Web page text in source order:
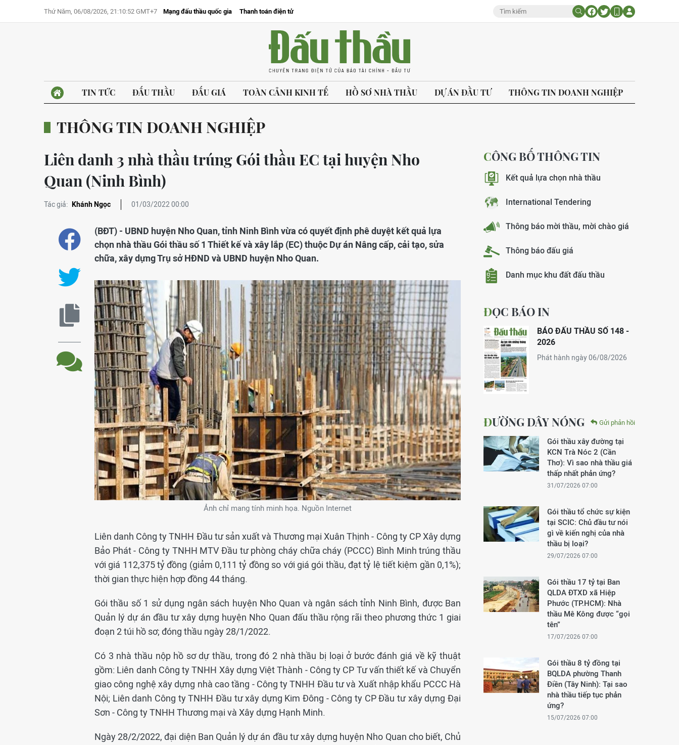
Thứ Năm, 06/08/2026, 21:10:52 GMT+7 Mạng đấu thầu quốc gia Thanh toán điện tử
TIN TỨC ĐẤU THẦU ĐẤU GIÁ TOÀN CẢNH KINH TẾ HỒ SƠ NHÀ THẦU DỰ ÁN ĐẦU TƯ THÔNG TIN DOANH NGHIỆP
THÔNG TIN DOANH NGHIỆP
Liên danh 3 nhà thầu trúng Gói thầu EC tại huyện Nho
Quan (Ninh Bình)
Tác giả: Khánh Ngọc 01/03/2022 00:00
(BĐT) - UBND huyện Nho Quan, tỉnh Ninh Bình vừa có quyết định phê duyệt kết quả lựa
chọn nhà thầu Gói thầu số 1 Thiết kế và xây lắp (EC) thuộc Dự án Nâng cấp, cải tạo, sửa
chữa, xây dựng Trụ sở HĐND và UBND huyện Nho Quan.
Ảnh chỉ mang tính minh họa. Nguồn Internet
Liên danh Công ty TNHH Đầu tư sản xuất và Thương mại Xuân Thịnh - Công ty CP Xây dựng
Bảo Phát - Công ty TNHH MTV Đầu tư phòng cháy chữa cháy (PCCC) Bình Minh trúng thầu
với giá 112,375 tỷ đồng (giảm 0,111 tỷ đồng so với giá gói thầu, đạt tỷ lệ tiết kiệm gần 0,1%);
thời gian thực hiện hợp đồng 44 tháng.
Gói thầu số 1 sử dụng ngân sách huyện Nho Quan và ngân sách tỉnh Ninh Bình, được Ban
Quản lý dự án đầu tư xây dựng huyện Nho Quan đấu thầu rộng rãi theo phương thức 1 giai
đoạn 2 túi hồ sơ; đóng thầu ngày 28/1/2022.
Có 3 nhà thầu nộp hồ sơ dự thầu, trong đó 2 nhà thầu bị loại ở bước đánh giá về kỹ thuật
gồm: Liên danh Công ty TNHH Xây dựng Việt Thành - Công ty CP Tư vấn thiết kế và Chuyển
giao công nghệ xây dựng nhà cao tầng - Công ty TNHH Đầu tư và Xuất nhập khẩu PCCC Hà
Nội; Liên danh Công ty TNHH Đầu tư xây dựng Kim Đông - Công ty CP Đầu tư xây dựng Đại
Sơn - Công ty TNHH Thương mại và Xây dựng Hạnh Minh.
Ngày 28/2/2022, đại diện Ban Quản lý dự án đầu tư xây dựng huyện Nho Quan cho biết, Chủ
CÔNG BỐ THÔNG TIN
Kết quả lựa chọn nhà thầu
International Tendering
Thông báo mời thầu, mời chào giá
Thông báo đấu giá
Danh mục khu đất đấu thầu
ĐỌC BÁO IN
BÁO ĐẤU THẦU SỐ 148 -
2026
Phát hành ngày 06/08/2026
ĐƯỜNG DÂY NÓNG Gửi phản hồi
Gói thầu xây đường tại
KCN Trà Nóc 2 (Cần
Thơ): Vì sao nhà thầu giá
thấp nhất phản ứng?
31/07/2026 07:00
Gói thầu tổ chức sự kiện
tại SCIC: Chủ đầu tư nói
gì về kiến nghị của nhà
thầu bị loại?
29/07/2026 07:00
Gói thầu 17 tỷ tại Ban
QLDA ĐTXD xã Hiệp
Phước (TP.HCM): Nhà
thầu Mê Kông được “gọi
tên”
17/07/2026 07:00
Gói thầu 8 tỷ đồng tại
BQLDA phường Thanh
Điền (Tây Ninh): Tại sao
nhà thầu tiếp tục phản
ứng?
15/07/2026 07:00